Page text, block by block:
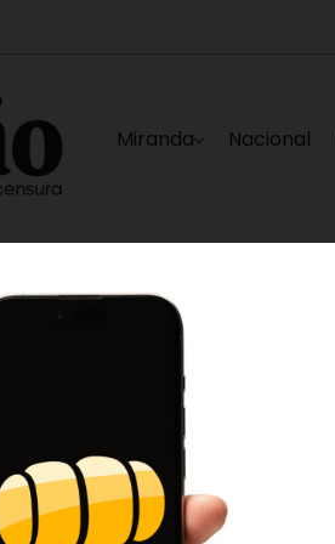
Miranda Nacional
eléctrico